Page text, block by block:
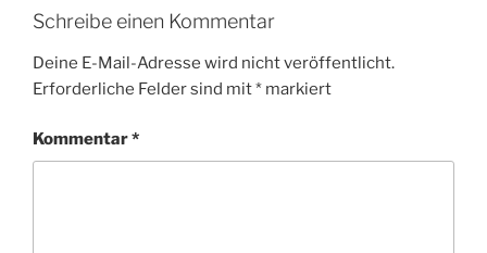
Schreibe einen Kommentar
Deine E-Mail-Adresse wird nicht veröffentlicht.
Erforderliche Felder sind mit* markiert
Kommentar*